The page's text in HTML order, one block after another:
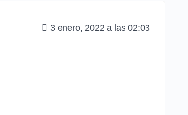
3 enero, 2022 a las 02:03